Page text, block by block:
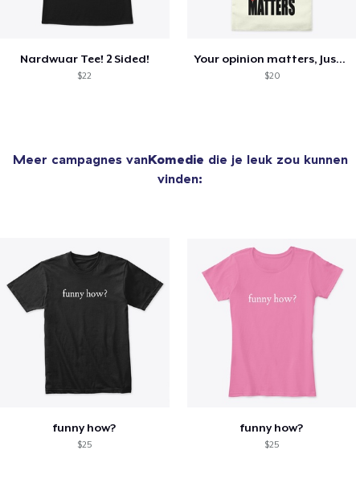
Nardwuar Tee! 2 Sided!
$22
Your opinion matters, Just not to me!
$20
Meer campagnes vanKomedie die je leuk zou kunnen
vinden:
funny how?
$25
funny how?
$25